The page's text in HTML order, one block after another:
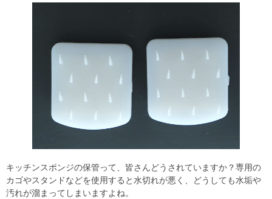
キッチンスポンジの保管って、皆さんどうされていますか？専用の
カゴやスタンドなどを使用すると水切れが悪く、どうしても水垢や
汚れが溜まってしまいますよね。